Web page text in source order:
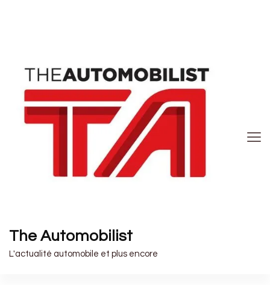
The Automobilist
L'actualité automobile et plus encore